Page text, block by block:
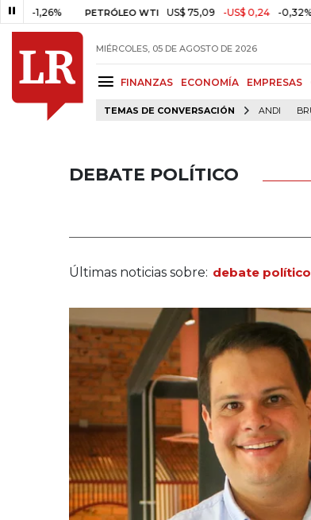
PETRÓLEO WTI US$ 75,09 -US$ 0,24 -0,32% CAFÉ
MIÉRCOLES, 05 DE AGOSTO DE 2026
FINANZAS ECONOMÍA EMPRESAS
TEMAS DE CONVERSACIÓN ANDI
DEBATE POLÍTICO
Últimas noticias sobre: debate político